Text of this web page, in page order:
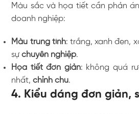
Màu sắc và họa tiết cần phản
doanh nghiệp:
Màu trung tính: trắng, xanh đen,
sựchuyên nghiệp.
Họa tiết đơn giản: không quá
nhất,chỉnh chu.
4. Kiểu dáng đơn giản,